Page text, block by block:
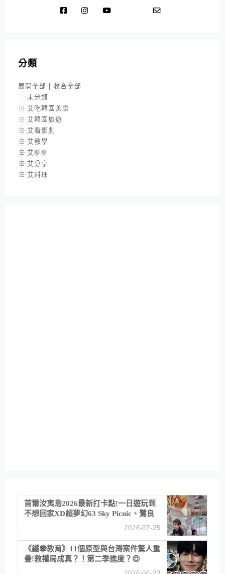
分類
展開全部
收合全部
未分類
艾吃韓國美食
艾韓國旅遊
艾看影劇
艾教學
艾聊聊
艾分享
艾料理
首爾汝夷島2026最新打卡點!一日遊玩到
不想回家XD超夢幻63 Sky Picnic、鷺良
津帝王蟹大餐、《淚之女王》拍攝地、漢
2026-07-25
《鐵拳教育》11個原型與台灣案件驚人重
疊!教權局成真？！第二季進度？😍